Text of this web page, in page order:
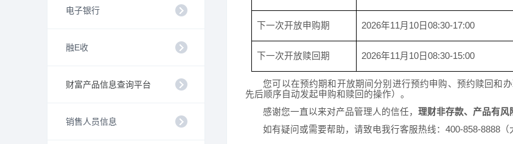
电子银行
融E收
财富产品信息查询平台
销售人员信息
下一次开放申购期 2026年11月10日08:30-17:00
下一次开放赎回期 2026年11月10日08:30-15:00
您可以在预约期和开放期间分别进行预约申购、预约赎回和
先后顺序自动发起申购和赎回的操作）。
感谢您一直以来对产品管理人的信任，理财非存款、产品有风
如有疑问或需要帮助，请致电我行客服热线：400-858-8888